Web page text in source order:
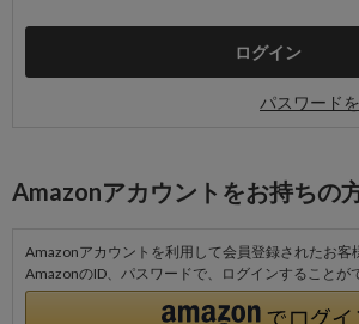
パスワード
Amazonアカウントをお持ちの
Amazonアカウントを利用して会員登録されたお客
AmazonのID、パスワードで、ログインすることが